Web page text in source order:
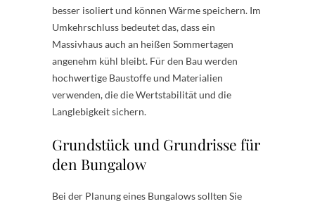
besser isoliert und können Wärme speichern. Im
Umkehrschluss bedeutet das, dass ein
Massivhaus auch an heißen Sommertagen
angenehm kühl bleibt. Für den Bau werden
hochwertige Baustoffe und Materialien
verwenden, die die Wertstabilität und die
Langlebigkeit sichern.
Grundstück und Grundrisse für
den Bungalow
Bei der Planung eines Bungalows sollten Sie